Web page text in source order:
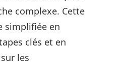
complexe. Cette
simplifiée en
clés et en
les